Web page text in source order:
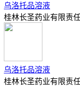
乌洛托品溶液
桂林长圣药业有限责
乌洛托品溶液
桂林长圣药业有限责